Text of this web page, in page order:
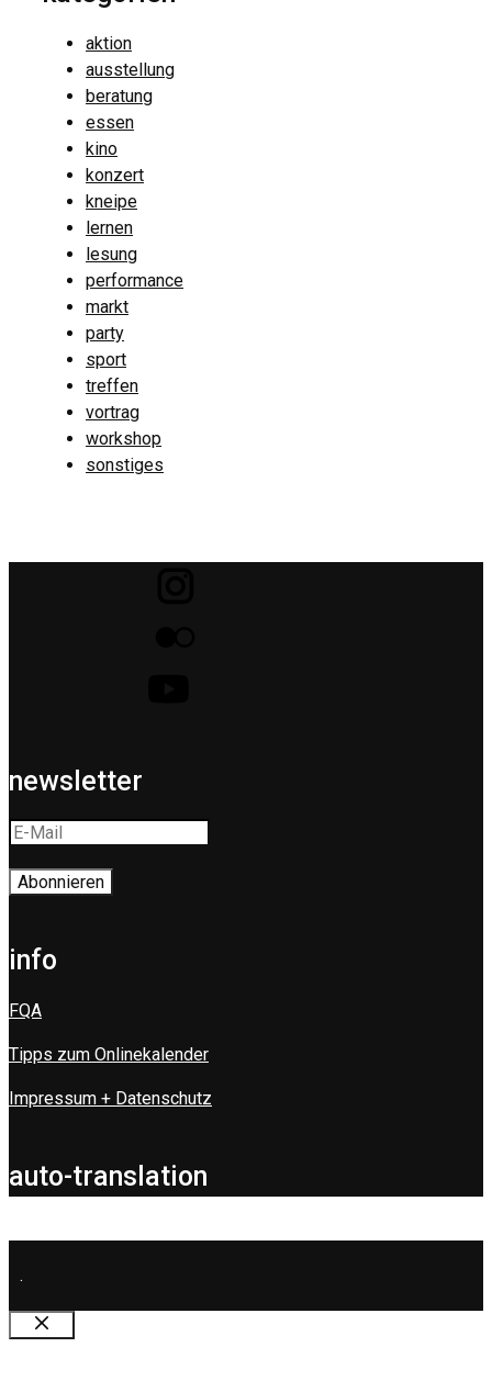
aktion
ausstellung
beratung
essen
kino
konzert
kneipe
lernen
lesung
performance
markt
party
sport
treffen
vortrag
workshop
sonstiges
newsletter
info
FQA
Tipps zum Onlinekalender
Impressum + Datenschutz
auto-translation
.
Schließen